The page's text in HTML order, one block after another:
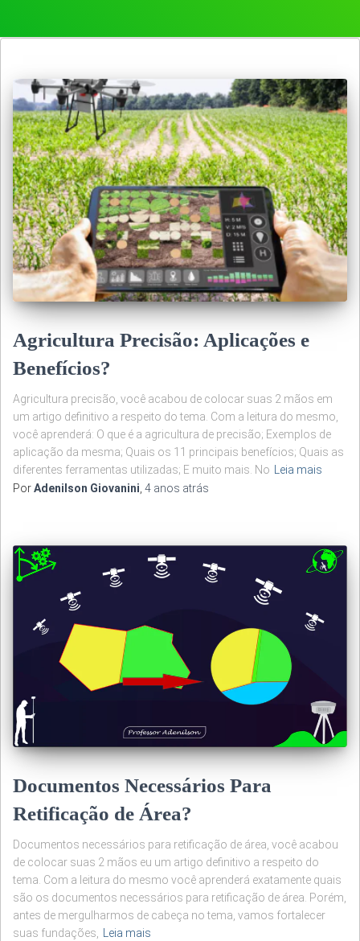
Agricultura Precisão: Aplicações e
Benefícios?
Agricultura precisão, você acabou de colocar suas 2 mãos em
um artigo definitivo a respeito do tema. Com a leitura do mesmo,
você aprenderá: O que é a agricultura de precisão; Exemplos de
aplicação da mesma; Quais os 11 principais benefícios; Quais as
diferentes ferramentas utilizadas; E muito mais. No
Leia mais
PorAdenilson Giovanini 4 anos atrás
Documentos Necessários Para
Retificação de Área?
Documentos necessários para retificação de área, você acabou
de colocar suas 2 mãos eu um artigo definitivo a respeito do
tema. Com a leitura do mesmo você aprenderá exatamente quais
são os documentos necessários para retificação de área. Porém,
antes de mergulharmos de cabeça no tema, vamos fortalecer
suas fundações, Leia mais